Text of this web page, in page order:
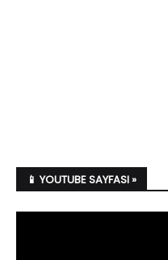
📱 YOUTUBE SAYFASI »